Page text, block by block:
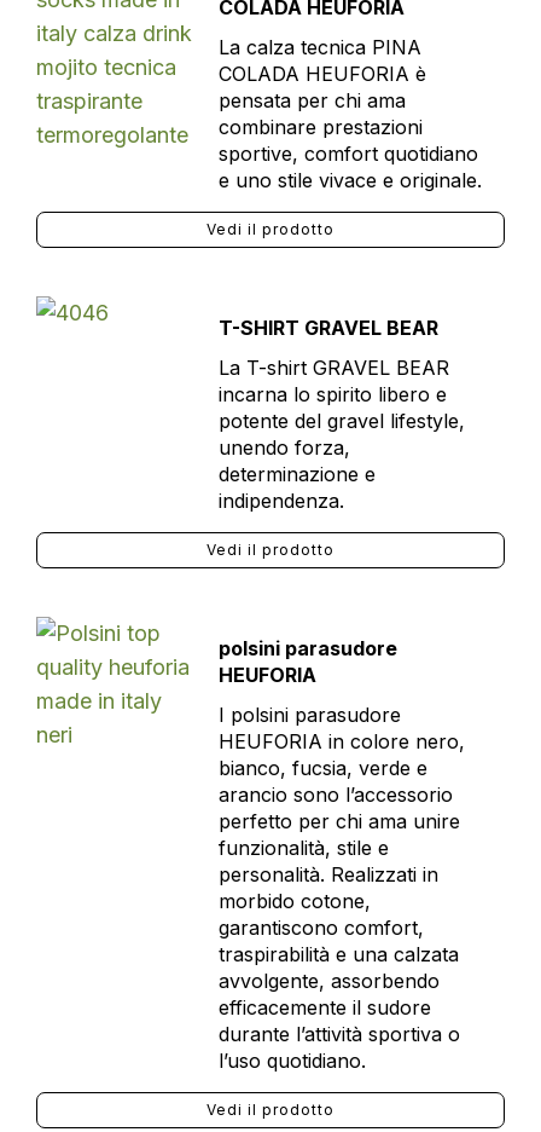
COLADA HEUFORIA
La calza tecnica PINA
COLADA HEUFORIA è
pensata per chi ama
combinare prestazioni
sportive, comfort quotidiano
e uno stile vivace e originale.
Vedi il prodotto
T-SHIRT GRAVEL BEAR
La T-shirt GRAVEL BEAR
incarna lo spirito libero e
potente del gravel lifestyle,
unendo forza,
determinazione e
indipendenza.
Vedi il prodotto
polsini parasudore
HEUFORIA
I polsini parasudore
HEUFORIA in colore nero,
bianco, fucsia, verde e
arancio sono l’accessorio
perfetto per chi ama unire
funzionalità, stile e
personalità. Realizzati in
morbido cotone,
garantiscono comfort,
traspirabilità e una calzata
avvolgente, assorbendo
efficacemente il sudore
durante l’attività sportiva o
l’uso quotidiano.
Vedi il prodotto